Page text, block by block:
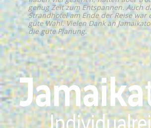
genug Zeit zum Entspannen. Auch
Strandhotel am Ende der Reise war
gute Wahl. Vielen Dank an
die gute Planung.